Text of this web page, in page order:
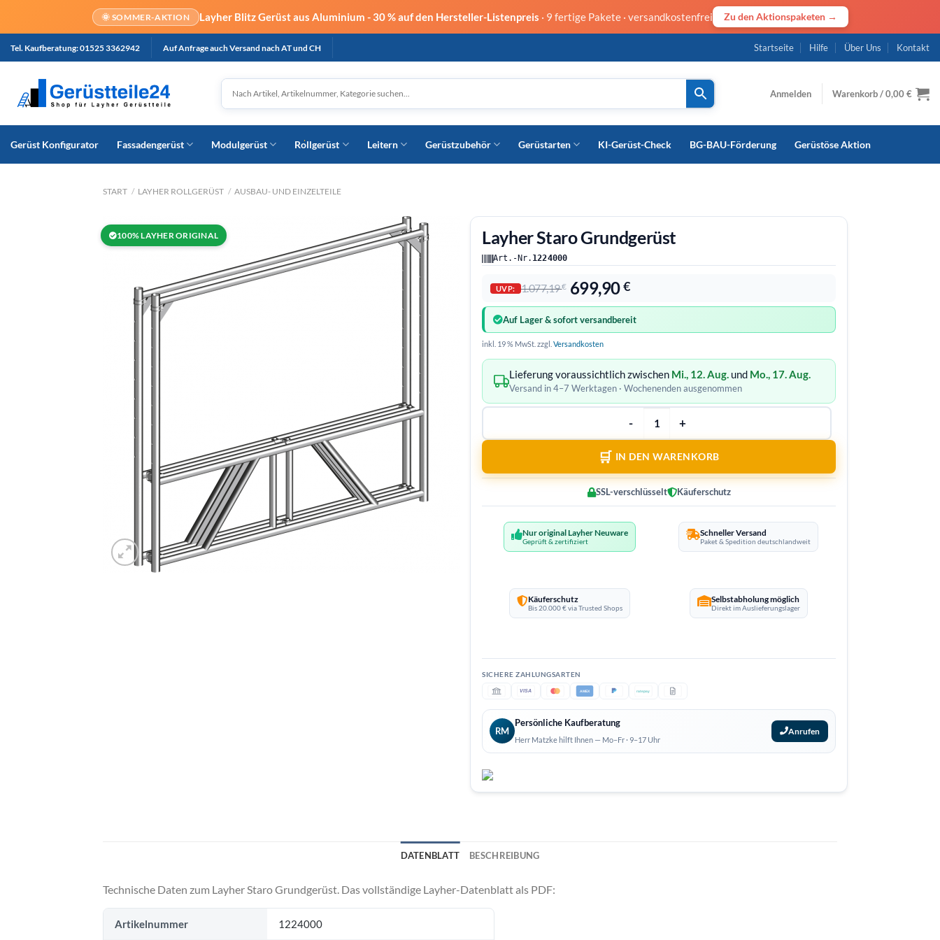
🌞 SOMMER-AKTION Layher Blitz Gerüst aus Aluminium -30 % auf den Hersteller-Listenpreis · 9 fertige Pakete · versandkostenfrei Zu den Aktionspaketen →
Tel. Kaufberatung: 01525 3362942 Auf Anfrage auch Versand nach AT und CH Startseite Hilfe Über Uns Kontakt
Anmelden Warenkorb /0,00€
Gerüst Konfigurator Fassadengerüst Modulgerüst Rollgerüst Leitern Gerüstzubehör Gerüstarten KI-Gerüst-Check BG-BAU-Förderung Gerüstöse Aktion
START / LAYHER ROLLGERÜST / AUSBAU- UND EINZELTEILE
100% LAYHER ORIGINAL Layher Staro Grundgerüst
Art.-Nr. 1224000
UVP: 1.077,19€ 699,90€
Auf Lager & sofort versandbereit
inkl. 19 % MwSt. zzgl. Versandkosten
Lieferung voraussichtlich zwischen Mi., 12. Aug. und Mo., 17. Aug.
Versand in 4–7 Werktagen · Wochenenden ausgenommen
IN DEN WARENKORB
SSL-verschlüsselt Käuferschutz
Nur original Layher Neuware
Geprüft & zertifiziert
Schneller Versand
Paket & Spedition deutschlandweit
Käuferschutz
Bis 20.000 € via Trusted Shops
Selbstabholung möglich
Direkt im Auslieferungslager
VISA AMEX ratepay
RM
Persönliche Kaufberatung
Herr Matzke hilft Ihnen — Mo–Fr · 9–17 Uhr
Anrufen
DATENBLATT BESCHREIBUNG
Technische Daten zum Layher Staro Grundgerüst. Das vollständige Layher-Datenblatt als PDF:
Artikelnummer 1224000